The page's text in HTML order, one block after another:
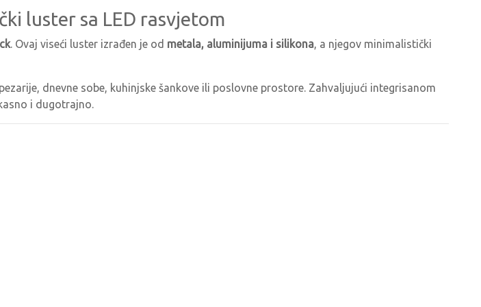
luster sa LED rasvjetom
. Ovaj viseći luster izrađen je od metala, aluminijuma i silikona, a njegov minimalistički
dnevne sobe, kuhinjske šankove ili poslovne prostore. Zahvaljujući integrisanom
i dugotrajno.